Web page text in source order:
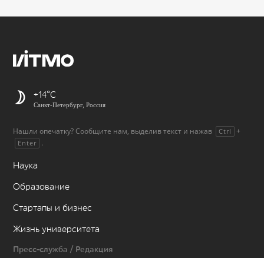
+14
Санкт-Петербург, Россия
Нашли опечатку? Сообщите нам, выделив текст и нажав Ctrl +
Enter .
Наука
Образование
Стартапы и бизнес
Жизнь университета
Пресс-служба / Редакция